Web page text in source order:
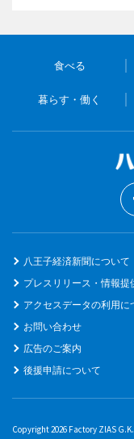
食べる
暮らす・働く
八王子経済新聞について
プレスリリース・情報提
アクセスデータの利用に
お問い合わせ
広告のご案内
後援申請について
Copyright 2026 Factory ZIAS